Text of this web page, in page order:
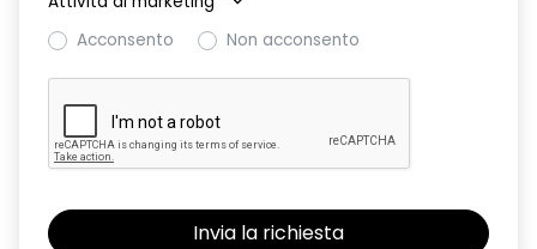
Acconsento
Non acconsento